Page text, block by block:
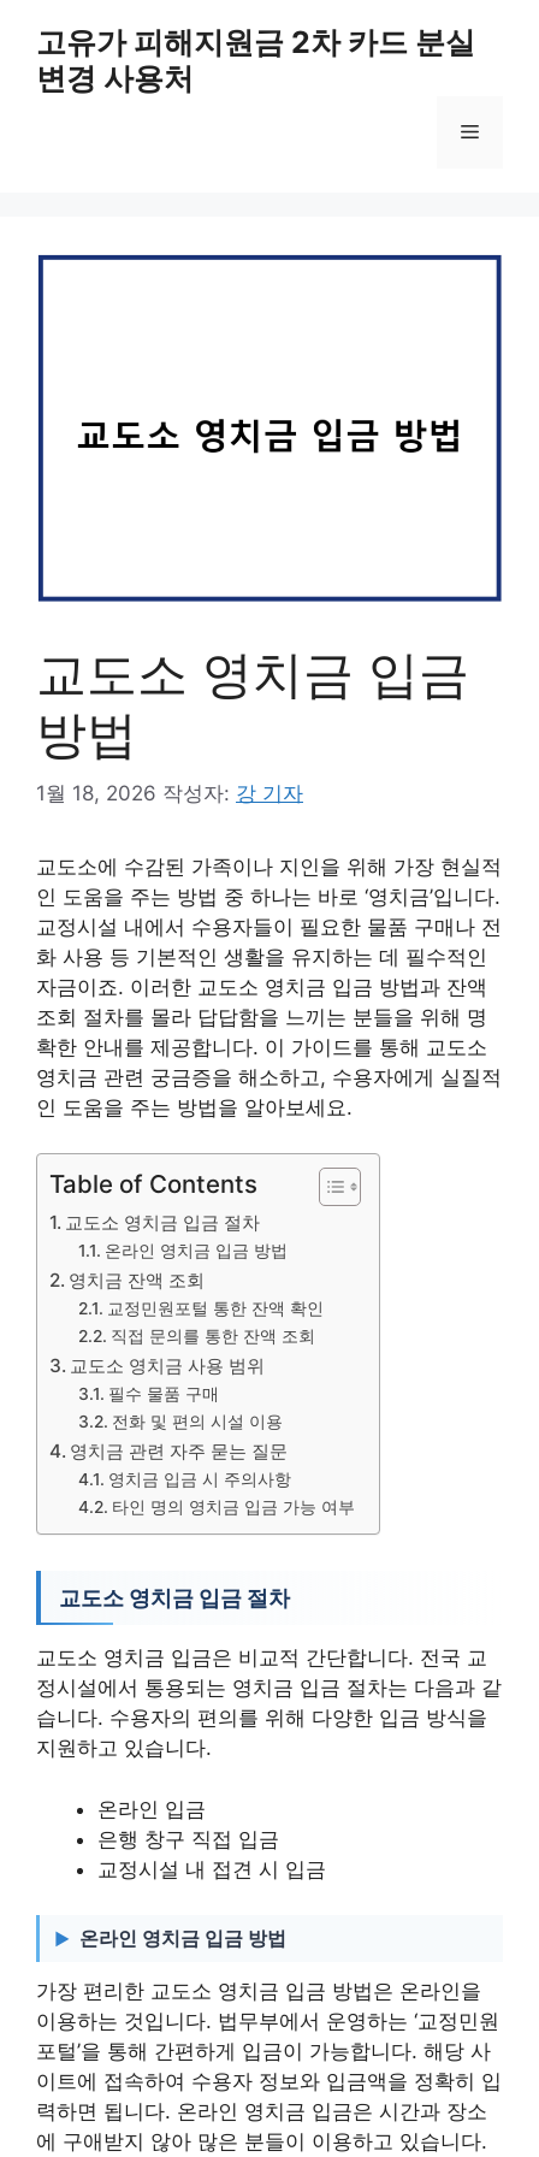
고유가 피해지원금 2차 카드 분실
변경 사용처
메
교도소 영치금 입금
방법
1월 18, 2026 작성자: 강 기자
교도소에 수감된 가족이나 지인을 위해 가장 현실적
인 도움을 주는 방법 중 하나는 바로 ‘영치금’입니다.
교정시설 내에서 수용자들이 필요한 물품 구매나 전
화 사용 등 기본적인 생활을 유지하는 데 필수적인
자금이죠. 이러한 교도소 영치금 입금 방법과 잔액
조회 절차를 몰라 답답함을 느끼는 분들을 위해 명
확한 안내를 제공합니다. 이 가이드를 통해 교도소
영치금 관련 궁금증을 해소하고, 수용자에게 실질적
인 도움을 주는 방법을 알아보세요.
Table of Contents
교도소 영치금 입금 절차
온라인 영치금 입금 방법
영치금 잔액 조회
교정민원포털 통한 잔액 확인
직접 문의를 통한 잔액 조회
교도소 영치금 사용 범위
필수 물품 구매
전화 및 편의 시설 이용
영치금 관련 자주 묻는 질문
영치금 입금 시 주의사항
타인 명의 영치금 입금 가능 여부
교도소 영치금 입금 절차
교도소 영치금 입금은 비교적 간단합니다. 전국 교
정시설에서 통용되는 영치금 입금 절차는 다음과 같
습니다. 수용자의 편의를 위해 다양한 입금 방식을
지원하고 있습니다.
온라인 입금
은행 창구 직접 입금
교정시설 내 접견 시 입금
온라인 영치금 입금 방법
가장 편리한 교도소 영치금 입금 방법은 온라인을
이용하는 것입니다. 법무부에서 운영하는 ‘교정민원
포털’을 통해 간편하게 입금이 가능합니다. 해당 사
이트에 접속하여 수용자 정보와 입금액을 정확히 입
력하면 됩니다. 온라인 영치금 입금은 시간과 장소
에 구애받지 않아 많은 분들이 이용하고 있습니다.